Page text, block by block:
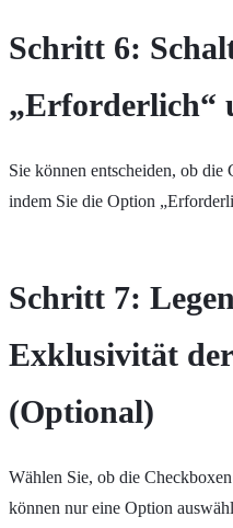
Schritt 6:
„Erforderlich“
Sie können entscheiden, ob
indem Sie die Option
Schritt 7:
Exklusivität
(Optional)
Wählen Sie, ob die
können nur eine Option